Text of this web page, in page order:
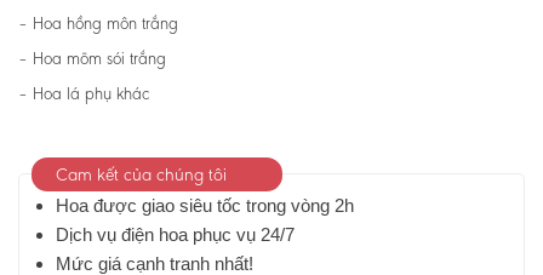
– Hoa hồng môn trắng
– Hoa mõm sói trắng
– Hoa lá phụ khác
Cam kết của chúng tôi
Hoa được giao siêu tốc trong vòng 2h
Dịch vụ điện hoa phục vụ 24/7
Mức giá cạnh tranh nhất!